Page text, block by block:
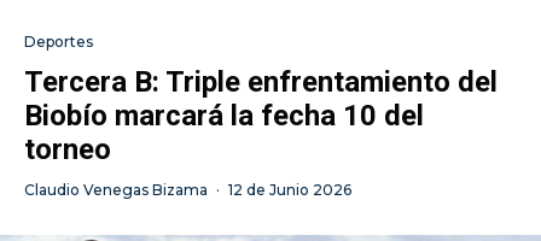
Deportes
Tercera B: Triple enfrentamiento del
Biobío marcará la fecha 10 del
torneo
Claudio Venegas Bizama · 12 de Junio 2026